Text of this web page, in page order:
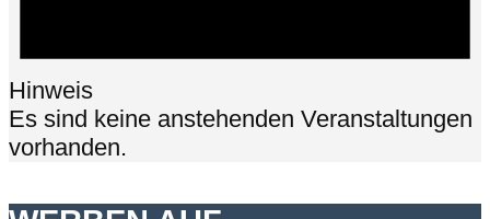
Hinweis
Es sind keine anstehenden Veranstaltungen
vorhanden.